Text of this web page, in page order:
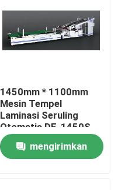
1450mm * 1100mm
Mesin Tempel
Laminasi Seruling
Otomatis DF-1450S
mengirimkan